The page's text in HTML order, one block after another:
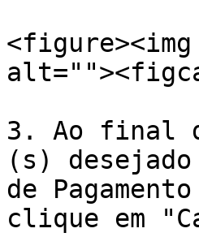
3. Ao final
(s)
de
clique em